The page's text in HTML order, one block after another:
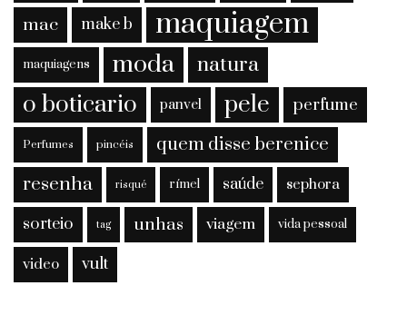
mac make b maquiagem
maquiagens moda natura
o boticario panvel pele perfume
Perfumes pincéis quem disse berenice
resenha risqué rímel saúde sephora
sorteio tag unhas viagem vida pessoal
video vult